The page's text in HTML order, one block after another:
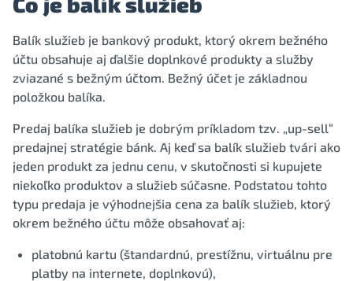
Balík služieb je bankový produkt, ktorý okrem bežného
účtu obsahuje aj ďalšie doplnkové produkty a služby
zviazané s bežným účtom. Bežný účet je základnou
položkou balíka.
Predaj balíka služieb je dobrým príkladom tzv. „up-sell“
predajnej stratégie bánk. Aj keď sa balík služieb tvári ako
jeden produkt za jednu cenu, v skutočnosti si kupujete
niekoľko produktov a služieb súčasne. Podstatou tohto
typu predaja je výhodnejšia cena za balík služieb, ktorý
okrem bežného účtu môže obsahovať aj:
platobnú kartu (štandardnú, prestížnu, virtuálnu pre
platby na internete, doplnkovú),